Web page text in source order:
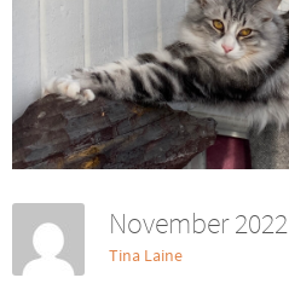
November 2022
Tina Laine